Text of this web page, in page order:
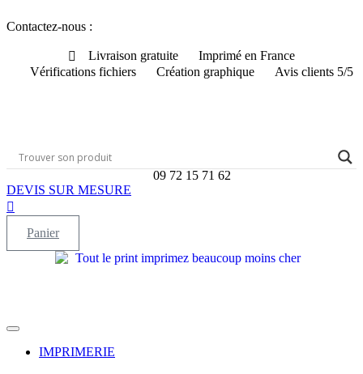
au
Contactez-nous :
Livraison gratuite
Imprimé en France
Vérifications fichiers
Création graphique Avis clients 5/5
09 72 15 71 62
DEVIS SUR MESURE
Panier
IMPRIMERIE